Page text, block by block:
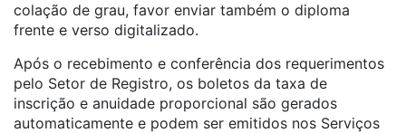
colação de grau, favor enviar também o diploma
frente e verso digitalizado.
Após o recebimento e conferência dos requerimentos
pelo Setor de Registro, os boletos da taxa de
inscrição e anuidade proporcional são gerados
automaticamente e podem ser emitidos nos Serviços